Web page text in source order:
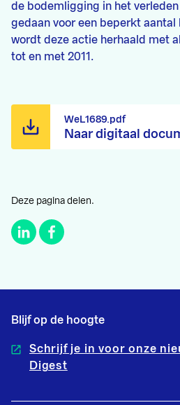
de bodemligging in het
gedaan voor een beperkt
wordt deze actie herhaald met
tot en met 2011.
Naar digitaal
WeL1689.pdf
Deze pagina delen.
Blijf op de hoogte
Schrijf je in voor onze
Digest